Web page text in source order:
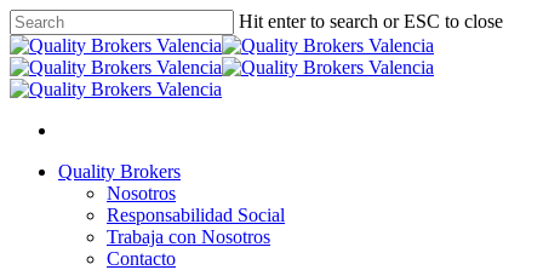
Skip
to
main
content
Hit enter to search or ESC to close
Close
Search
Menu
Menu
Quality Brokers
Nosotros
Responsabilidad Social
Trabaja con Nosotros
Contacto